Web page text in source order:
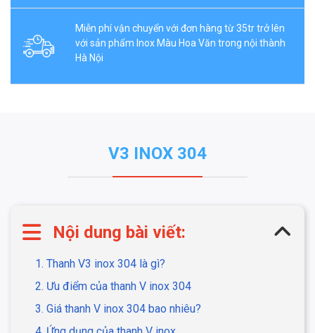
Miễn phí vận chuyển với đơn hàng từ 35tr trở lên
với sản phẩm Inox Màu Hoa Văn trong nội thành
Hà Nội
V3 INOX 304
Nội dung bài viết:
1. Thanh V3 inox 304 là gì?
2. Ưu điểm của thanh V inox 304
3. Giá thanh V inox 304 bao nhiêu?